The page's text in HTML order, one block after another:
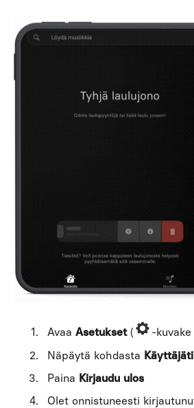
Avaa Asetukset (
-
Näpäytä kohdasta
Paina Kirjaudu ulos
Olet onnistuneesti